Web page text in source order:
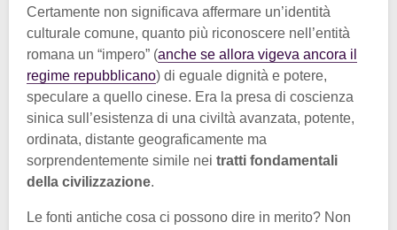
Certamente non significava affermare un’identità
culturale comune, quanto più riconoscere nell’entità
romana un “impero” (anche se allora vigeva ancora il
regime repubblicano) di eguale dignità e potere,
speculare a quello cinese. Era la presa di coscienza
sinica sull’esistenza di una civiltà avanzata, potente,
ordinata, distante geograficamente ma
sorprendentemente simile nei tratti fondamentali
della civilizzazione.
Le fonti antiche cosa ci possono dire in merito? Non